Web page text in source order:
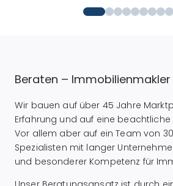
Beraten –
Wir bauen auf über 45 Jahre
Erfahrung und auf eine beachtliche
Vor allem aber auf ein Team von
Spezialisten mit langer
und besonderer Kompetenz für